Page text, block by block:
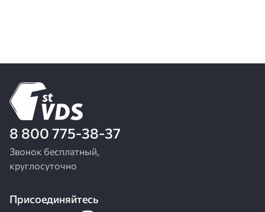
8 800 775-38-37
Звонок бесплатный,
круглосуточно
Присоединяйтесь